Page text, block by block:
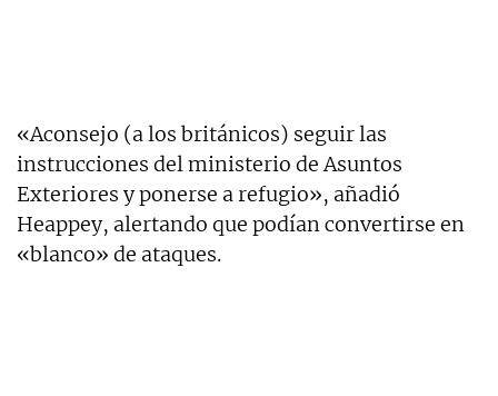
«Aconsejo (a los británicos) seguir las
instrucciones del ministerio de Asuntos
Exteriores y ponerse a refugio», añadió
Heappey, alertando que podían convertirse en
«blanco» de ataques.